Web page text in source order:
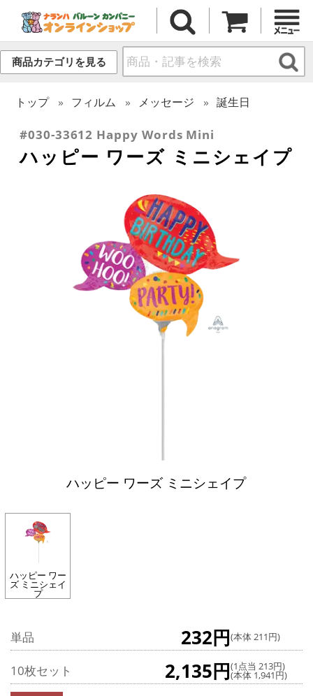
商品カテゴリを見る
トップ フィルム メッセージ 誕生日
#030-33612 Happy Words Mini
ハッピー ワーズ ミニシェイプ
ハッピー ワーズ ミニシェイプ
ハッピー ワー
ズ ミニシェイ
プ
単品 232円(本体 211円)
10枚セット 2,135円(1点当 213円)
(本体 1,941円)